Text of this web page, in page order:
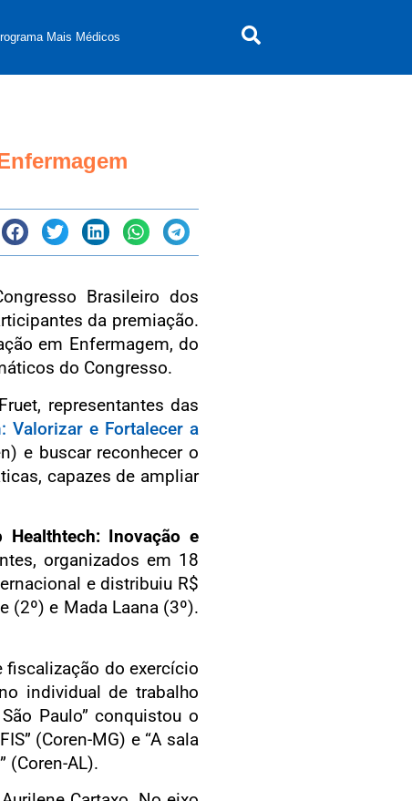
Mais Médicos
Brasileiro dos
da premiação.
em Enfermagem, do
do Congresso.
representantes das
Valorizar e Fortalecer a
e buscar reconhecer o
capazes de ampliar
Healthtech: Inovação e
organizados em 18
e distribuiu R$
(2º) e Mada Laana (3º).
fiscalização do exercício
individual de trabalho
Paulo” conquistou o
(Coren-MG) e “A sala
(Coren-AL).